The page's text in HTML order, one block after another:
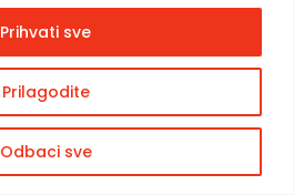
Prilagodite
Odbaci sve
Prihvati sve